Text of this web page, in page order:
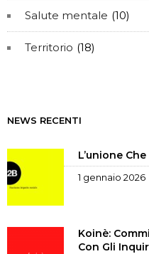
Salute mentale (10)
Territorio (18)
NEWS RECENTI
L’unione
1 gennaio 2026
Koinè:
Con Gli